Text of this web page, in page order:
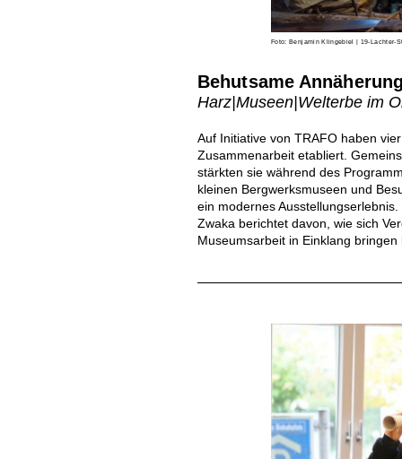
Foto: Benjamin Klingebiel | 19-Lachter-
Behutsame
Harz|Museen|Welterbe im
Auf Initiative von TRAFO haben
Zusammenarbeit etabliert.
stärkten sie während des
kleinen Bergwerksmuseen und
ein modernes
Zwaka berichtet davon, wie sich
Museumsarbeit in Einklang